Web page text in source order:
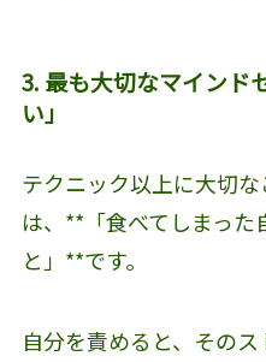
3. 最も大切なマインド
い」
テクニック以上に大切
は、**「食べてしまった
と」**です。
自分を責めると、その